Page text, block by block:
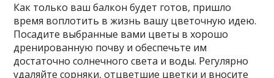
Как только ваш балкон будет готов, пришло
время воплотить в жизнь вашу цветочную идею.
Посадите выбранные вами цветы в хорошо
дренированную почву и обеспечьте им
достаточно солнечного света и воды. Регулярно
удаляйте сорняки, отцветшие цветки и вносите